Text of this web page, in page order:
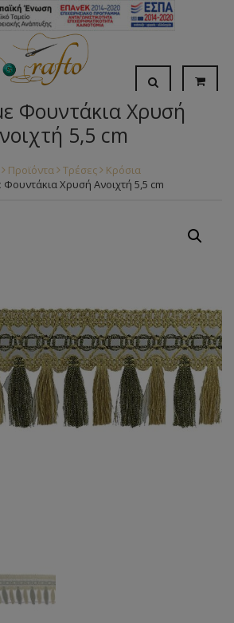
Φουντάκια Χρυσή
5,5 cm
Προϊόντα Τρέσες
Κρόσια
Χρυσή Ανοιχτή 5,5 cm